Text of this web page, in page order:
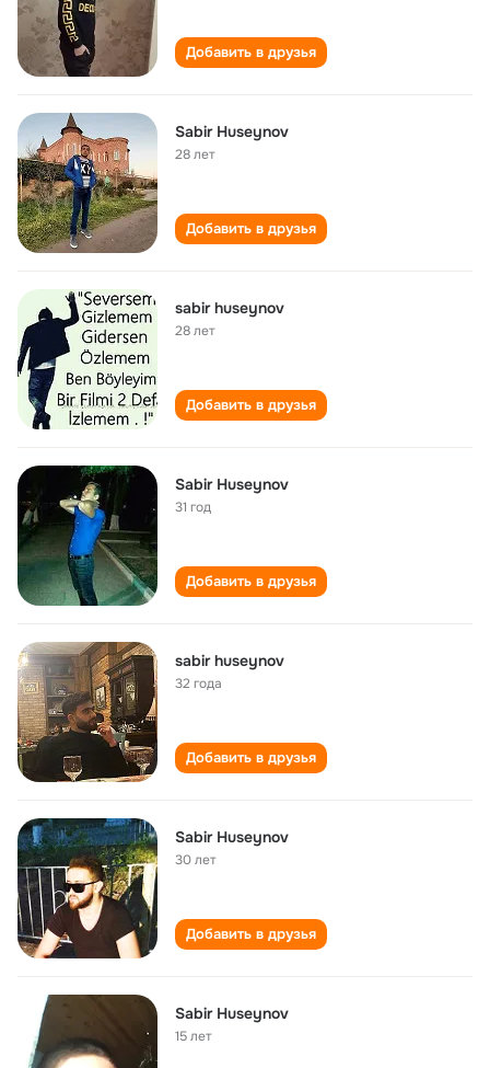
Добавить в друзья
Sabir Huseynov
28 лет
Добавить в друзья
sabir huseynov
28 лет
Добавить в друзья
Sabir Huseynov
31 год
Добавить в друзья
sabir huseynov
32 года
Добавить в друзья
Sabir Huseynov
30 лет
Добавить в друзья
Sabir Huseynov
15 лет